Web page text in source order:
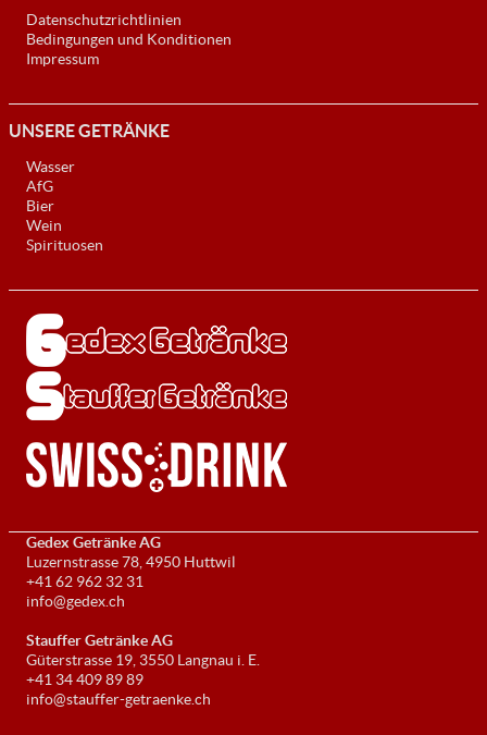
Datenschutzrichtlinien
Bedingungen und Konditionen
Impressum
UNSERE GETRÄNKE
Wasser
AfG
Bier
Wein
Spirituosen
Gedex Getränke AG
Luzernstrasse 78, 4950 Huttwil
+41 62 962 32 31
info@gedex.ch
Stauffer Getränke AG
Güterstrasse 19, 3550 Langnau i. E.
+41 34 409 89 89
info@stauffer-getraenke.ch